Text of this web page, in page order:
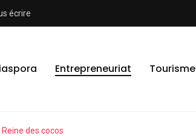
écrire
Entrepreneuriat Tourisme
des cocos